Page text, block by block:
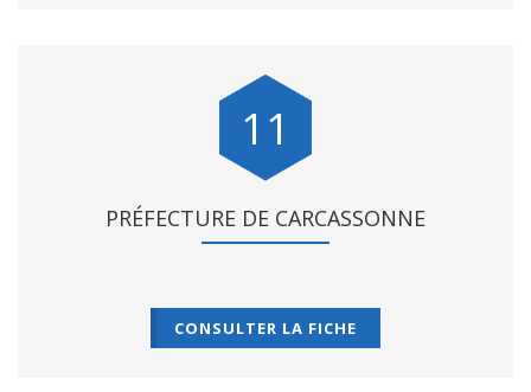
11
PRÉFECTURE DE CARCASSONNE
CONSULTER LA FICHE